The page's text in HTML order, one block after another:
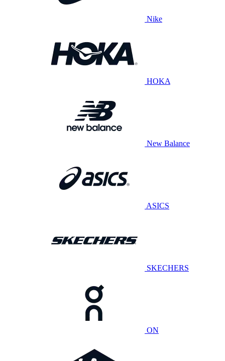
Nike
HOKA
New Balance
ASICS
SKECHERS
ON